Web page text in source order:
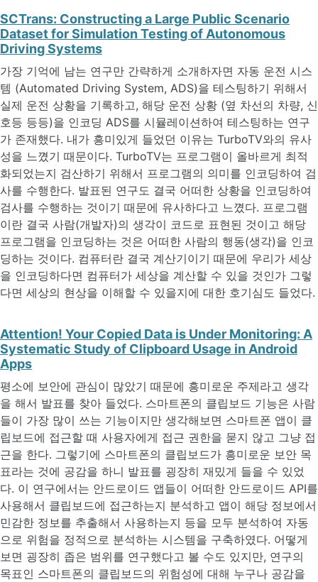
SCTrans: Constructing a Large Public Scenario
Dataset for Simulation Testing of Autonomous
Driving Systems
가장 기억에 남는 연구만 간략하게 소개하자면 자동 운전 시스
템 (Automated Driving System, ADS)을 테스팅하기 위해서
실제 운전 상황을 기록하고, 해당 운전 상황 (옆 차선의 차량, 신
호등 등등)을 인코딩 ADS를 시뮬레이션하여 테스팅하는 연구
가 존재했다. 내가 흥미있게 들었던 이유는 TurboTV와의 유사
성을 느꼈기 때문이다. TurboTV는 프로그램이 올바르게 최적
화되었는지 검산하기 위해서 프로그램의 의미를 인코딩하여 검
사를 수행한다. 발표된 연구도 결국 어떠한 상황을 인코딩하여
검사를 수행하는 것이기 때문에 유사하다고 느꼈다. 프로그램
이란 결국 사람(개발자)의 생각이 코드로 표현된 것이고 해당
프로그램을 인코딩하는 것은 어떠한 사람의 행동(생각)을 인코
딩하는 것이다. 컴퓨터란 결국 계산기이기 때문에 우리가 세상
을 인코딩하다면 컴퓨터가 세상을 계산할 수 있을 것인가 그렇
다면 세상의 현상을 이해할 수 있을지에 대한 호기심도 들었다.
Attention! Your Copied Data is Under Monitoring: A
Systematic Study of Clipboard Usage in Android
Apps
평소에 보안에 관심이 많았기 때문에 흥미로운 주제라고 생각
을 해서 발표를 찾아 들었다. 스마트폰의 클립보드 기능은 사람
들이 가장 많이 쓰는 기능이지만 생각해보면 스마트폰 앱이 클
립보드에 접근할 때 사용자에게 접근 권한을 묻지 않고 그냥 접
근을 한다. 그렇기에 스마트폰의 클립보드가 흥미로운 보안 목
표라는 것에 공감을 하니 발표를 굉장히 재밌게 들을 수 있었
다. 이 연구에서는 안드로이드 앱들이 어떠한 안드로이드 API를
사용해서 클립보드에 접근하는지 분석하고 앱이 해당 정보에서
민감한 정보를 추출해서 사용하는지 등을 모두 분석하여 자동
으로 위험을 정적으로 분석하는 시스템을 구축하였다. 어떻게
보면 굉장히 좁은 범위를 연구했다고 볼 수도 있지만, 연구의
목표인 스마트폰의 클립보드의 위험성에 대해 누구나 공감을